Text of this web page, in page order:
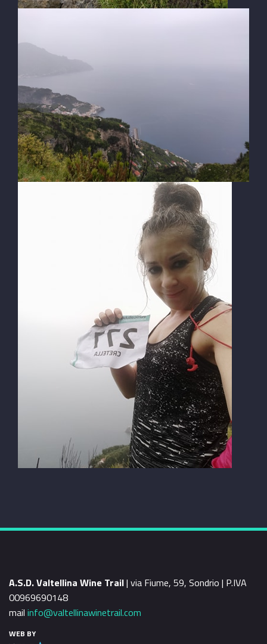
A.S.D. Valtellina Wine Trail| via Fiume, 59, Sondrio | P.IVA
00969690148
mail info@valtellinawinetrail.com
WEB BY